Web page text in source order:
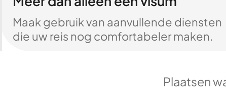
Maak gebruik van aanvullende diensten
die uw reis nog comfortabeler maken.
Plaatsen